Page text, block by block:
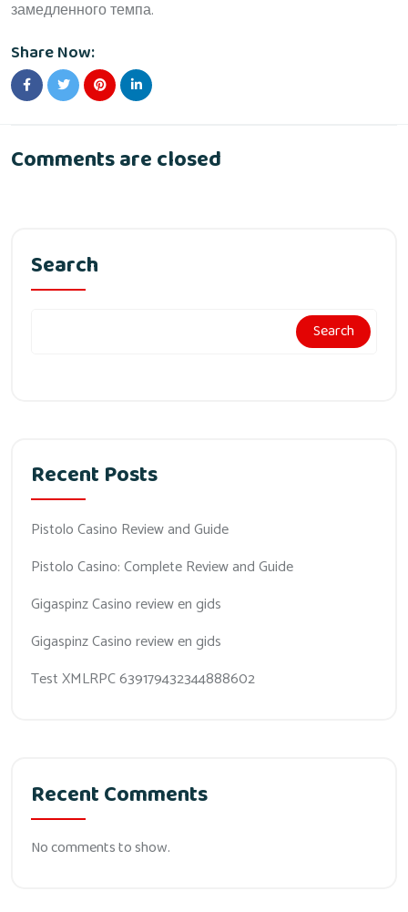
замедленного темпа.
Share Now:
Comments are closed
Search
Search
Recent Posts
Pistolo Casino Review and Guide
Pistolo Casino: Complete Review and Guide
Gigaspinz Casino review en gids
Gigaspinz Casino review en gids
Test XMLRPC 639179432344888602
Recent Comments
No comments to show.